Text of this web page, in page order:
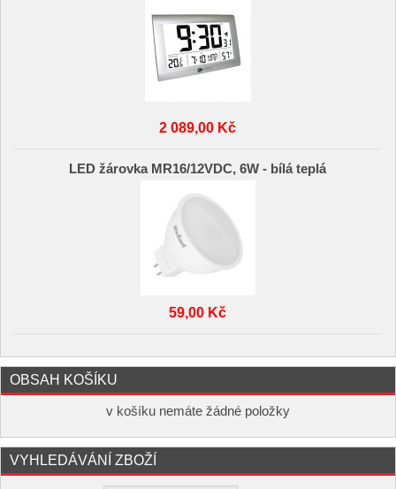
2 089,00 Kč
LED žárovka MR16/12VDC, 6W - bílá teplá
59,00 Kč
OBSAH KOŠÍKU
v košíku nemáte žádné položky
VYHLEDÁVÁNÍ ZBOŽÍ